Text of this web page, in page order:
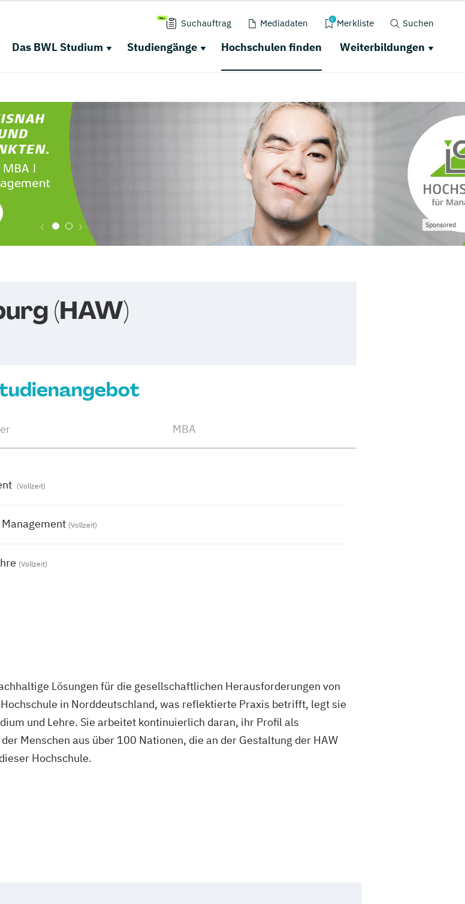
Suchauftrag Mediadaten 0 Merkliste Suchen
Das BWL Studium Studiengänge Hochschulen finden Weiterbildungen
Sponsored
(HAW)
MBA
(Vollzeit)
(Vollzeit)
(Vollzeit)
Lösungen für die gesellschaftlichen Herausforderungen von
in Norddeutschland, was reflektierte Praxis betrifft, legt sie
und Lehre. Sie arbeitet kontinuierlich daran, ihr Profil als
Menschen aus über 100 Nationen, die an der Gestaltung der HAW
Hochschule.